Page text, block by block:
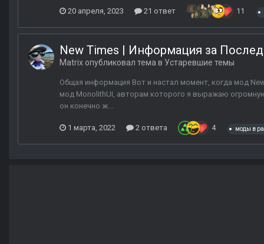
20 апреля, 2023 21 ответ 11
New Times | Информация за
Matrix опубликовал тема в Устаревшие темы
Общая информация Вот и настал момент, когда мод
мод MonolithUI, авторам которого я выражаю
он конечно ж...
1 марта, 2022 2 ответа 4 моды в